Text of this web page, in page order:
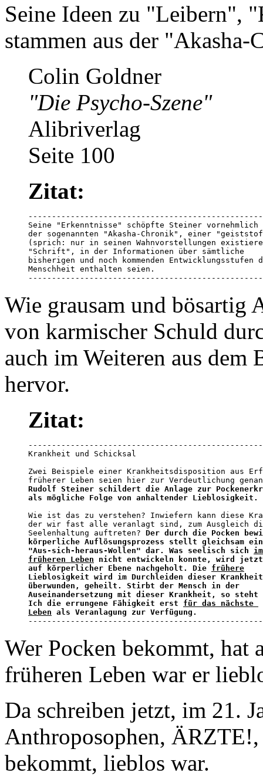
Seine Ideen zu "Leibern",
stammen aus der
Colin Goldner
"Die Psycho-Szene"
Alibriverlag
Seite 100
Zitat:
Seine "Erkenntnisse" schöpfte Steiner
der sogenannten "Akasha-Chronik", einer
(sprich: nur in seinen Wahnvorstellungen
"Schrift", in der Informationen über sämtliche
bisherigen und noch kommenden Entwicklungsstufen
Menschheit enthalten seien.
Wie grausam und bösartig
von karmischer Schuld
auch im Weiteren aus dem
hervor.
Zitat:
Krankheit und Schicksal
Zwei Beispiele einer Krankheitsdisposition aus
Rudolf Steiner schildert die Anlage zur
als mögliche Folge von anhaltender Lieblosigkeit.
Wie ist das zu verstehen? Inwiefern kann diese
der wir fast alle veranlagt sind, zum Ausgleich
Seelenhaltung auftreten? Der durch die Pocken
körperliche Auflösungsprozess stellt gleichsam
"Aus-sich-heraus-Wollen" dar. Was seelisch sich
früheren Leben nicht entwickeln konnte, wird
auf körperlicher Ebene nachgeholt. Die frühere
Lieblosigkeit wird im Durchleiden dieser
überwunden, geheilt. Stirbt der Mensch in der
Auseinandersetzung mit dieser Krankheit, so steht
Ich die errungene Fähigkeit erst für das nächste
Leben als Veranlagung zur Verfügung.
Wer Pocken bekommt, hat
früheren Leben war er
Da schreiben jetzt, im 21.
Anthroposophen, ÄRZTE!,
bekommt, lieblos war.